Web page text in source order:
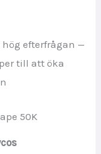
efterfrågan —
till att öka
50K